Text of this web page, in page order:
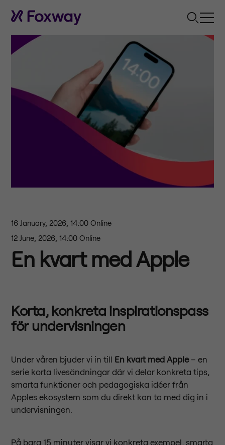
16 January, 2026, 14:00 Online
12 June, 2026, 14:00 Online
En kvart med Apple
Korta, konkreta inspirationspass
för undervisningen
Under våren bjuder vi in till En kvart med Apple – en
serie korta livesändningar där vi delar konkreta tips,
smarta funktioner och pedagogiska idéer från
Apples ekosystem som du direkt kan ta med dig in i
undervisningen.
På bara 15 minuter visar vi konkreta exempel, smarta